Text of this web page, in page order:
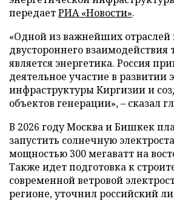
передаетРИА «Новости».
«Одной из важнейших отраслей
двустороннего
является энергетика. Россия
деятельное участие в развитии
инфраструктуры Киргизии и
объектов генерации», – сказал
В 2026 году Москва и Бишкек
запустить солнечную
мощностью 300 мегаватт на
Также идет подготовка к
современной ветровой
регионе, уточнил российский